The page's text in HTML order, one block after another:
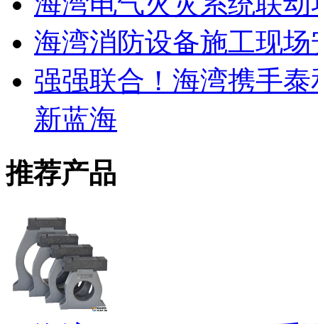
海湾消防设备施工现
强强联合！海湾携手
新蓝海
推荐产品